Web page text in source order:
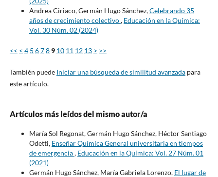
Andrea Ciriaco, Germán Hugo Sánchez,Celebrando 35
años de crecimiento colectivo, Educación en la Química:
Vol. 30 Núm. 02 (2024)
<< < 4 5 6789 10 11 12 13 > >>
También puede Iniciar una búsqueda de similitud avanzadapara
este artículo.
Artículos más leídos del mismo autor/a
María Sol Regonat, Germán Hugo Sánchez, Héctor Santiago
Odetti, Enseñar Química General universitaria en tiempos
de emergencia, Educación en la Química: Vol. 27 Núm. 01
(2021)
Germán Hugo Sánchez, María Gabriela Lorenzo, El lugar de